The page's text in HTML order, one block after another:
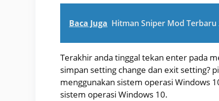
Baca Juga Hitman Sniper Mod
Terakhir anda tinggal tekan enter pada
simpan setting change dan exit setting?
menggunakan sistem operasi Windows
sistem operasi Windows 10.